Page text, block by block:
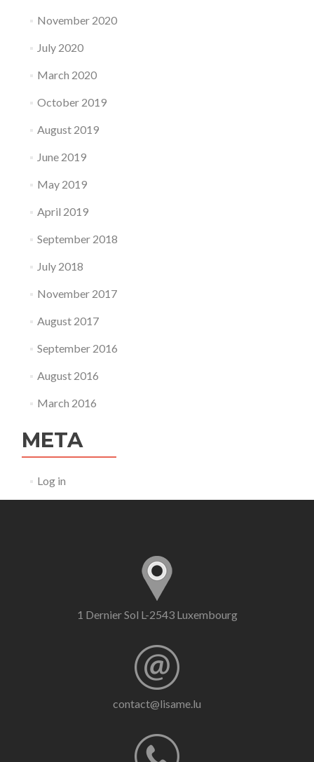
November 2020
July 2020
March 2020
October 2019
August 2019
June 2019
May 2019
April 2019
September 2018
July 2018
November 2017
August 2017
September 2016
August 2016
March 2016
META
Log in
1 Dernier Sol L-2543 Luxembourg
contact@lisame.lu